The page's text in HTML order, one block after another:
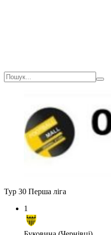
Тур 30 Перша ліга
1